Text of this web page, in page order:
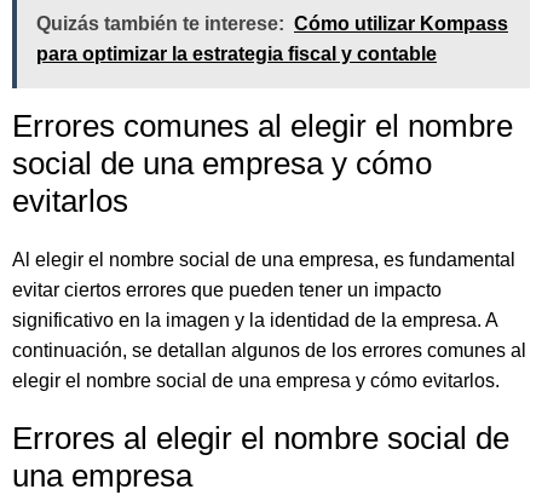
Quizás también te interese: Cómo utilizar Kompass
para optimizar la estrategia fiscal y contable
Errores comunes al elegir el nombre
social de una empresa y cómo
evitarlos
Al elegir el nombre social de una empresa, es fundamental
evitar ciertos errores que pueden tener un impacto
significativo en la imagen y la identidad de la empresa. A
continuación, se detallan algunos de los errores comunes al
elegir el nombre social de una empresa y cómo evitarlos.
Errores al elegir el nombre social de
una empresa